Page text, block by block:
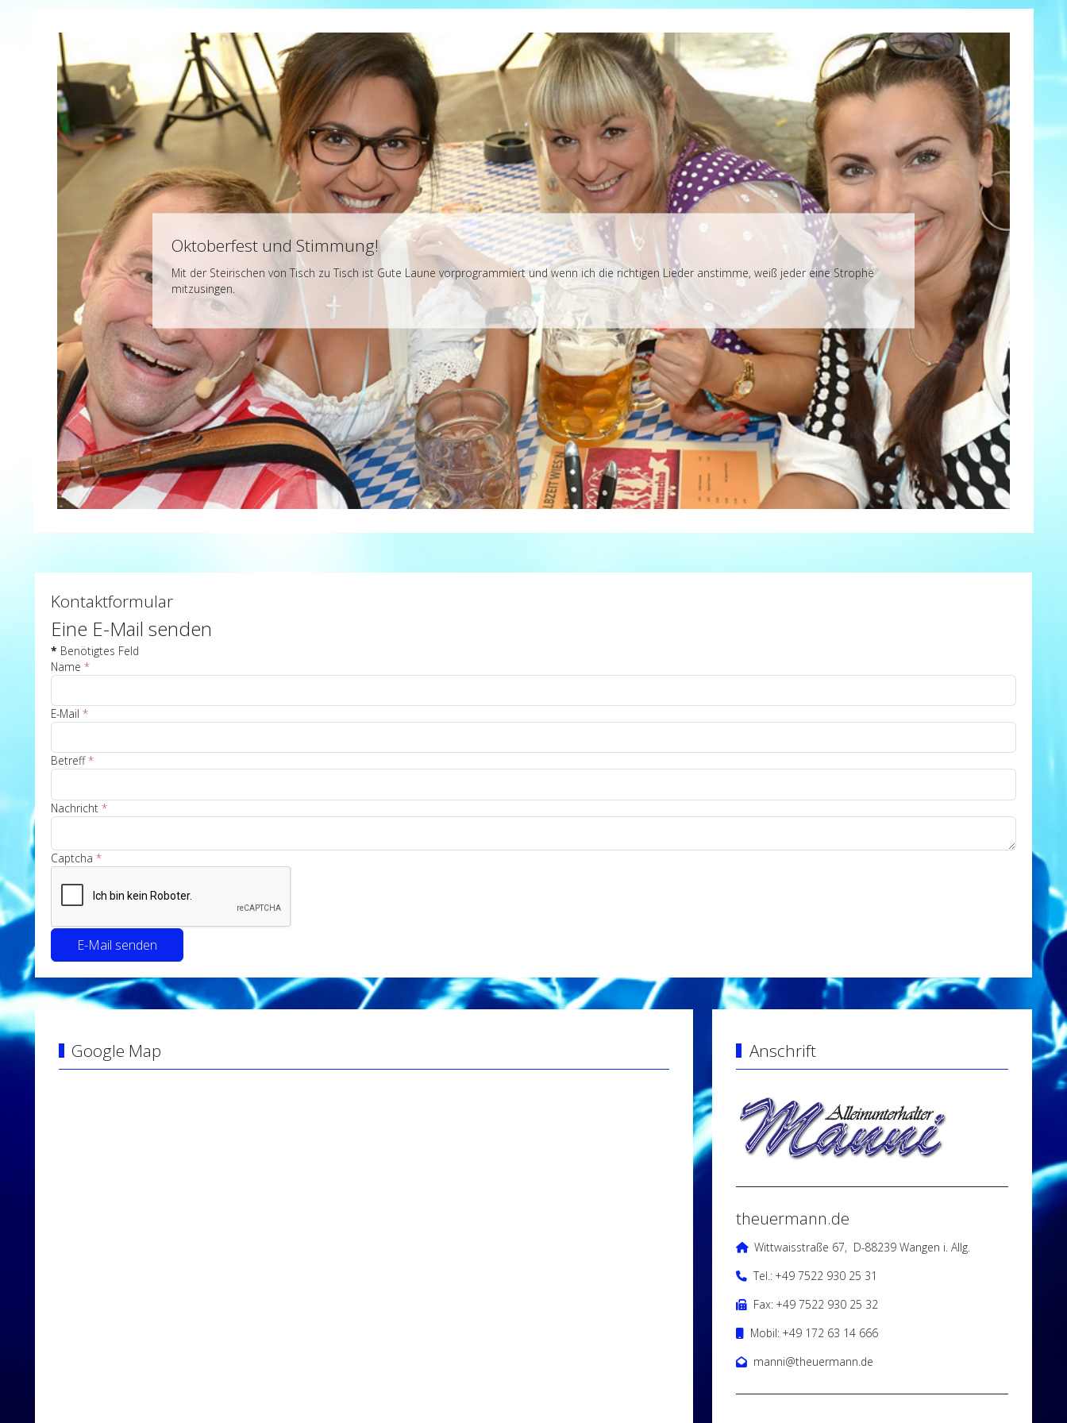
Oktoberfest und Stimmung!
Mit der Steirischen von Tisch zu Tisch ist Gute Laune vorprogrammiert und wenn ich die richtigen Lieder anstimme, weiß jeder eine Strophe
mitzusingen.
Kontaktformular
Eine E-Mail senden
* Benötigtes Feld
Name *
E-Mail *
Betreff*
Nachricht *
Captcha *
E-Mail senden
Google Map Anschrift
theuermann.de
Wittwaisstraße 67, D-88239 Wangen i. Allg.
Tel.: +49 7522 930 25 31
Fax: +49 7522 930 25 32
Mobil: +49 172 63 14 666
manni@theuermann.de